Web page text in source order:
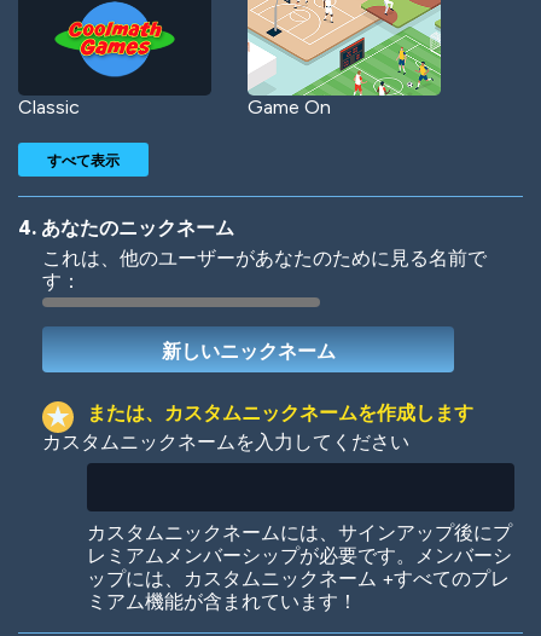
Classic Game On
Woof
Colorful
すべて表示
4. あなたのニックネーム
これは、他のユーザーがあなたのために見る名前で
す：
または、カスタムニックネームを作成します
カスタムニックネームを入力してください
カスタムニックネームには、サインアップ後にプ
レミアムメンバーシップが必要です。メンバーシ
ップには、カスタムニックネーム +すべてのプレ
ミアム機能が含まれています！